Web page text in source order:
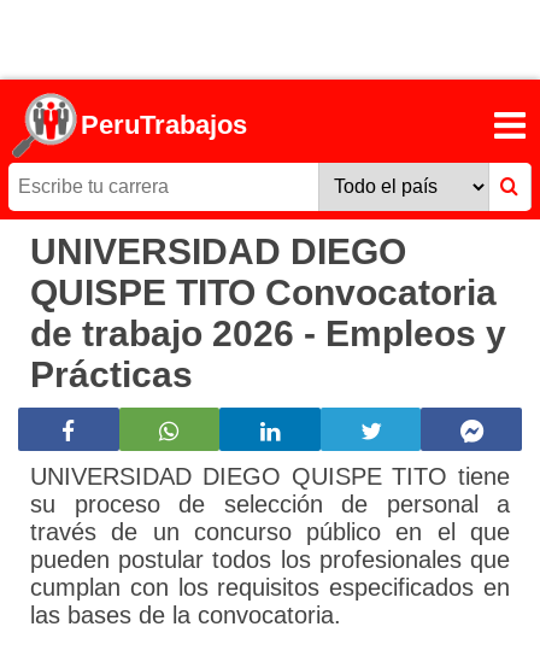
PeruTrabajos
UNIVERSIDAD DIEGO
QUISPE TITO Convocatoria
de trabajo 2026 - Empleos y
Prácticas
UNIVERSIDAD DIEGO QUISPE TITO tiene
su proceso de selección de personal a
través de un concurso público en el que
pueden postular todos los profesionales que
cumplan con los requisitos especificados en
las bases de la convocatoria.